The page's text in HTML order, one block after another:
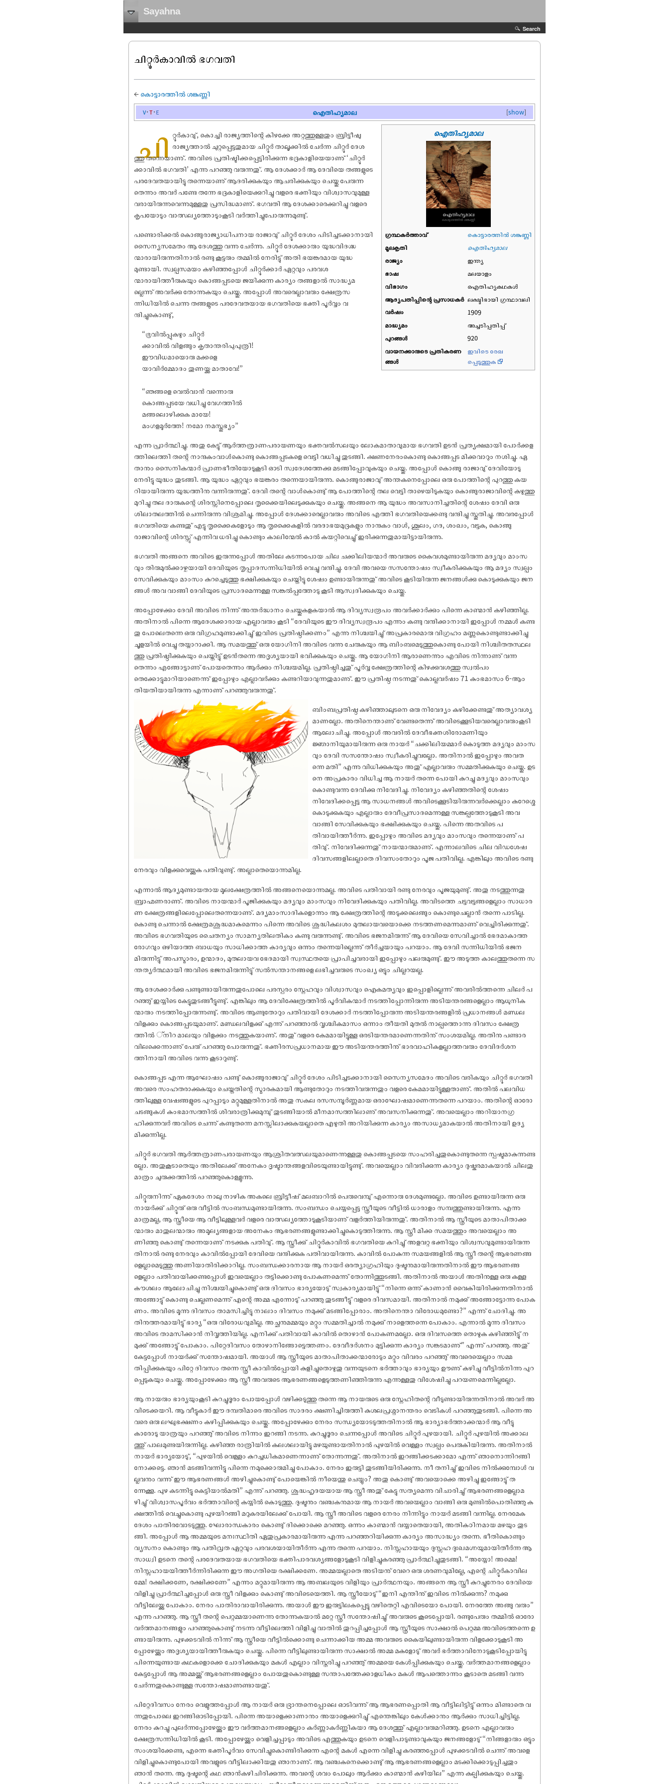
Sayahna
Search
ചിറ്റൂർകാവിൽ ഭഗവതി
← കൊട്ടാരത്തിൽ ശങ്കുണ്ണി
[show]
v t e ഐതിഹ്യമാല
ഐതിഹ്യമാല
ഗ്രന്ഥകർത്താവ്
കൊട്ടാരത്തിൽ ശങ്കുണ്ണി
മൂലകൃതി
ഐതിഹ്യമാല
രാജ്യം
ഇന്ത്യ
ഭാഷ
മലയാളം
വിഭാഗം
ഐതിഹ്യകഥകൾ
ആദ്യപതിപ്പിന്റെ പ്രസാധകര്‍ ലക്ഷ്മിഭായി ഗ്രന്ഥാവലി
വര്‍ഷം
1909
മാദ്ധ്യമം
അച്ചടിപ്പതിപ്പ്
പുറങ്ങള്‍
920
വായനക്കാരുടെ പ്രതികരണ
ങ്ങള്‍
ഇവിടെ രേഖ
പ്പെടുത്തുക
ചി റ്റൂർകാവു്, കൊച്ചി രാജ്യത്തിന്റെ കിഴക്കേ അറ്റത്തുള്ളതും ബ്രിട്ടീ‌ഷു
രാജ്യത്താൽ ചുറ്റപ്പെട്ടതുമായ ചിറ്റൂർ താലൂക്കിൽ ചേർന്ന ചിറ്റൂർ ദേശ
ത്തു തന്നെയാണു്. അവിടെ പ്രതിഷ്ടിക്കപ്പെട്ടിരിക്കുന്ന ഭദ്രകാളിയെയാണു് ‘ചിറ്റൂർ
ക്കാവിൽ ഭഗവതി’ എന്നു പറഞ്ഞു വരുന്നതു്. ആ ദേശക്കാർ ആ ദേവിയെ തങ്ങളുടെ
പരദേവതയായിട്ടു തന്നെയാണു് ആദരിക്കുകയും ആചരിക്കുകയും ചെയ്തു പേരുന്ന
തെന്നും അവർ പണ്ടേ തന്നേ ഭദ്രകാളിയെക്കുറിച്ചു വളരെ ഭക്തിയും വിശ്വാസവുമുള്ള
വരായിരുന്നുവെന്നുമുള്ളതു പ്രസിദ്ധമാണു്. ഭഗവതി ആ ദേശക്കാരെക്കുറിച്ചു വളരെ
കൃപയോടും വാത്സല്യത്തോടുംകൂടി വർത്തിച്ചുപോരുന്നുമുണ്ടു്.
പണ്ടൊരിക്കൽ കൊങ്ങുരാജ്യാധിപനായ രാജാവു് ചിറ്റൂർ ദേശം പിടിച്ചടക്കാനായി
സൈന്യസമേതം ആ ദേശത്തു വന്നു ചേർന്നു. ചിറ്റൂർ ദേശക്കാരും യുദ്ധവിദഗ്ദ്ധ
ന്മാരായിരുന്നതിനാൽ രണ്ടു കൂട്ടരും തമ്മിൽ നേരിട്ടു് അതി ഭയങ്കരമായ യുദ്ധ
മുണ്ടായി. സ്വല്പസമയം കഴിഞ്ഞപ്പോൾ ചിറ്റൂർക്കാർ ഏറ്റവും പരവശ
ന്മാരായിത്തീരുകയും കൊങ്ങപ്പടയെ ജയിക്കുന്ന കാര്യം തങ്ങളാൽ സാദ്ധ്യമ
ല്ലെന്നു് അവർക്കു തോന്നുകയും ചെയ്തു. അപ്പോൾ അവരെല്ലാവരും ക്ഷേത്രസ
ന്നിധിയിൽ ചെന്നു തങ്ങളുടെ പരദേവതയായ ഭഗവതിയെ ഭക്തി പൂർവ്വം വ
ന്ദിച്ചുകൊണ്ടു്,
“ഭൂവിൽപ്പുകഴും ചിറ്റൂർ
ക്കാവിൽ വിളങ്ങും കൃതാന്തരിപുപുത്രി!
ഈവിധമായൊരു മക്കളെ
യാവിർമ്മോദം തുണയ്ക്ക മാതാവേ!”
“ഞങ്ങളെ വെൽവാൻ വന്നൊരു
കൊങ്ങപ്പടയേ വധിച്ചു വേഗത്തിൽ
മങ്ങലൊഴിക്കുക മായേ!
മംഗളമൂർത്തേ! നമോ നമസ്തുഭ്യം”
എന്നു പ്രാർത്ഥിച്ചു. അതു കേട്ടു് ആർത്തത്രാണപരായണയും ഭക്തവൽസലയും ലോകമാതാവുമായ ഭഗവതി ഉടൻ പ്രത്യക്ഷമായി പോർക്കള
ത്തിലെത്തി തന്റെ നാന്ദകംവാൾകൊണ്ടു കൊങ്ങപ്പടകളെ വെട്ടി വധിച്ചു തുടങ്ങി. ക്ഷണനേരംകൊണ്ടു കൊങ്ങപ്പട മിക്കവാറും നശിച്ചു. ഏ
താനും സൈനികന്മാർ പ്രാണഭീതിയോടുകൂടി ഓടി സ്വദേശത്തേക്കു മടങ്ങിപ്പോവുകയും ചെയ്തു. അപ്പോൾ കൊങ്ങു രാജാവു് ദേവിയോടു
നേരിട്ടു യുദ്ധം തുടങ്ങി. ആ യുദ്ധം ഏറ്റവും ഭയങ്കരം തന്നെയായിരുന്നു. കൊങ്ങുരാജാവു് അന്തകനെപ്പോലെ ഒരു പോത്തിന്റെ പുറത്തു കയ
റിയായിരുന്നു യുദ്ധത്തിനു വന്നിരുന്നതു്. ദേവി തന്റെ വാൾകൊണ്ടു് ആ പോത്തിന്റെ തല വെട്ടി താഴെയിടുകയും കൊങ്ങുരാജാവിന്റെ കഴുത്തു
മുറിച്ചു തല ദാരുകന്റെ ശിരസ്സിനെപ്പോലെ തൃക്കൈയിലെടുക്കുകയും ചെയ്തു. അങ്ങനെ ആ യുദ്ധം അവസാനിച്ചതിന്റെ ശേ‌ഷം ദേവി ഒരു
ശിലാതലത്തിൽ ചെന്നിരുന്നു വിശ്രമിച്ചു. അപ്പോൾ ദേശക്കാരെല്ലാവരും അവിടെ എത്തി ഭഗവതിയെക്കണ്ടു വന്ദിച്ചു സ്തുതിച്ചു. അവരപ്പോൾ
ഭഗവതിയെ കണ്ടതു് എട്ടു തൃക്കൈകളോടും ആ തൃക്കൈകളിൽ വരദാഭയമുദ്രകളും നാന്ദകം വാൾ, ശൂലം, ഗദ, ശംഖം, വട്ടക, കൊങ്ങു
രാജാവിന്റെ ശിരസ്സു് എന്നിവ ധരിച്ചു കൊണ്ടും കാലിന്മേൽ കാൽ കയറ്റിവെച്ചു് ഇരിക്കുന്നതുമായിട്ടായിരുന്നു.
ഭഗവതി അങ്ങനെ അവിടെ ഇരുന്നപ്പോൾ അതിലേ കടന്നുപോയ ചില ചക്കിലിയന്മാർ അവരുടെ കൈവശമുണ്ടായിരുന്ന മദ്യവും മാംസ
വും തിരുമുൽക്കാഴ്ചയായി ദേവിയുടെ തൃപ്പാദസന്നിധിയിൽ വെച്ചു വന്ദിച്ചു. ദേവി അവയെ സസന്തോ‌ഷം സ്വീകരിക്കുകയും ആ മദ്യം സ്വല്പം
സേവിക്കുകയും മാംസം കുറച്ചെടുത്തു ഭക്ഷിക്കുകയും ചെയ്തിട്ടു ശേ‌ഷം ഉണ്ടായിരുന്നതു് അവിടെ കൂടിയിരുന്ന ജനങ്ങൾക്കു കൊടുക്കുകയും ജന
ങ്ങൾ അവ വാങ്ങി ദേവിയുടെ പ്രസാദമെന്നുള്ള സങ്കൽപ്പത്തോടു കൂടി ആസ്വദിക്കുകയും ചെയ്തു.
അപ്പോഴേക്കും ദേവി അവിടെ നിന്നു് അന്തർദ്ധാനം ചെയ്തുകളകയാൽ ആ ദിവ്യസ്വരൂപം അവർക്കാർക്കും പിന്നെ കാണ്മാൻ കഴിഞ്ഞില്ല.
അതിനാൽ പിന്നെ ആദേശക്കാരായ എല്ലാവരും കൂടി “ദേവിയുടെ ഈ ദിവ്യസ്വരൂപം എന്നും കണ്ടു വന്ദിക്കാനായി ഇപ്പോൾ നമ്മൾ കണ്ട
തു പോലെതന്നെ ഒരു വിഗ്രഹമുണ്ടാക്കിച്ചു് ഇവിടെ പ്രതിഷ്ഠിക്കണം” എന്നു നിശ്ചയിച്ചു് അപ്രകാരമൊരു വിഗ്രഹം മണ്ണുകൊണ്ടുണ്ടാക്കിച്ചു
ചൂളയിൽ വെച്ചു തയ്യാറാക്കി. ആ സമയത്തു് ഒരു യോഗിനി അവിടെ വന്നു ചേരുകയും ആ ബിംബമെടുത്തുകൊണ്ടു പോയി നിശ്ചിതതസ്ഥല
ത്തു പ്രതിഷ്ഠിക്കുകയും ചെയ്തിട്ടു് ഉടൻതന്നെ അദൃശ്യയായി ഭവിക്കുകയും ചെയ്തു. ആ യോഗിനി ആരാണെന്നും എവിടെ നിന്നാണു് വന്ന
തെന്നും എങ്ങോട്ടാണു് പോയതെന്നും ആർക്കും നിശ്ചയമില്ല. പ്രതിഷ്ഠിച്ചതു് പൂർവ്വ ക്ഷേത്രത്തിന്റെ കിഴക്കുവശത്തു സ്വൽപം
തെക്കോട്ടുമാറിയാണെന്നു് ഇപ്പോഴും എല്ലാവർക്കും കണ്ടറിയാവുന്നതുമാണു്. ഈ പ്രതിഷ്ഠ നടന്നതു് കൊല്ലവർ‌ഷം 71 കുംഭമാസം 6-ആം
തിയതിയായിരുന്നു എന്നാണു് പറഞ്ഞുവരുന്നതു്.
ബിംബപ്രതിഷ്ഠ കഴിഞ്ഞാലുടനെ ഒരു നിവേദ്യം കഴിക്കേണ്ടതു് അത്യാവശ്യ
മാണല്ലോ. അതിനെന്താണു് വേണ്ടതെന്നു് അവിടെക്കൂടിയവരെല്ലാവരുംകൂടി
ആലോചിച്ചു. അപ്പോൾ അവരിൽ ദേവീഭക്തശിരോമണിയും
ജ്ഞാനിയുമായിരുന്ന ഒരു നായർ “ചക്കിലിയമ്മാർ കൊടുത്ത മദ്യവും മാംസ
വും ദേവി സസന്തോ‌ഷം സ്വീകരിച്ചുവല്ലോ. അതിനാൽ ഇപ്പോഴും അവത
ന്നെ മതി” എന്നു വിധിക്കുകയും അതു് എല്ലാവരും സമ്മതിക്കുകയും ചെയ്തു. ഉട
നെ അപ്രകാരം വിധിച്ച ആ നായർ തന്നെ പോയി കുറച്ചു മദ്യവും മാംസവും
കൊണ്ടുവന്നു ദേവിക്കു നിവേദിച്ചു. നിവേദ്യം കഴിഞ്ഞതിന്റെ ശേ‌ഷം
നിവേദിക്കപ്പെട്ട ആ സാധനങ്ങൾ അവിടെക്കൂടിയിരുന്നവർക്കെല്ലാം കുറേശ്ശെ
കൊടുക്കുകയും എല്ലാരും ദേവീപ്രസാദമെന്നുള്ള സങ്കല്പത്തോടുകൂടി അവ
വാങ്ങി സേവിക്കുകയും ഭക്ഷിക്കുകയും ചെയ്തു. പിന്നെ അതവിടെ പ
തിവായിത്തീർന്നു. ഇപ്പോഴും അവിടെ മദ്യവും മാംസവും തന്നെയാണു് പ
തിവു്. നിവേദിക്കുന്നതു് നായന്മാരുമാണു്. എന്നാലവിടെ ചില വിഡശേ‌ഷ
ദിവസങ്ങളിലല്ലാതെ ദിവസംതോറും പൂജ പതിവില്ല. എങ്കിലും അവിടെ രണ്ടു
നേരവും വിളക്കുവെയ്ക്കുക പതിവുണ്ടു്. അല്ലാതെയൊന്നുമില്ല.
എന്നാൽ ആദ്യമുണ്ടായതായ മൂലക്ഷേത്രത്തിൽ അങ്ങനെയൊന്നുമല്ല. അവിടെ പതിവായി രണ്ടു നേരവും പൂജയുമുണ്ടു്. അതു നടത്തുന്നതു
ബ്രാഹ്മണരാണു്. അവിടെ നായന്മാർ പൂജിക്കുകയും മദ്യവും മാംസവും നിവേദിക്കുകയും പതിവില്ല. അവിടത്തെ ചട്ടവട്ടങ്ങളെല്ലാം സാധാര
ണ ക്ഷേത്രങ്ങളിലെപ്പോലെതന്നെയാണു്. മദ്യമാംസാദികളൊന്നും ആ ക്ഷേത്രത്തിന്റെ അടുക്കലെങ്ങും കൊണ്ടുചെല്ലാൻ തന്നെ പാടില്ല.
കൊണ്ടു ചെന്നാൽ ക്ഷേത്രമശുദ്ധമാകുമെന്നും പിന്നെ അവിടെ ശുദ്ധികലശം മുതലായവയൊക്കെ നടത്തണമെന്നുമാണു് വെച്ചിരിക്കുന്നതു്.
അവിടെ ഭഗവതിയുടെ ചൈതന്യം സാമന്യതിലതികം കണ്ടു വരുന്നുണ്ടു്. അവിടെ ഭജനമിരുന്നു് ആ ദേവിയെ സേവിച്ചാൽ ഭേദമാകാത്ത
രോഗവും ഒഴിയാത്ത ബാധയും സാധിക്കാത്ത കാര്യവും ഒന്നും തന്നെയില്ലെന്നു് തീർച്ചയായും പറയാം. ആ ദേവി സന്നിധിയിൽ ഭജന
മിരുന്നിട്ടു് അപസ്മാരം, ഉന്മാദം, മുതലായവ ഭേദമായി സ്വസ്ഥതയെ പ്രാപിച്ചവരായി ഇപ്പോഴും പലരുമുണ്ടു്. ഈ അടുത്ത കാലത്തുതന്നെ സ
ന്തത്യർത്ഥമായി അവിടെ ഭജനമിരുന്നിട്ടു് സൽസന്താനങ്ങളെ ലഭിച്ചവരുടെ സംഖ്യ ഒട്ടും ചില്ലറയല്ല.
ആ ദേശക്കാർക്കു പണ്ടുണ്ടായിരുന്നതുപോലെ പരസ്പരം സ്നേഹവും വിശ്വാസവും ഐകമത്യവും ഇപ്പൊളില്ലെന്നു് അവരിൽത്തന്നെ ചിലർ പ
റഞ്ഞു് ഇയ്യിടെ കേട്ടുതുടങ്ങീട്ടുണ്ടു്. എങ്കിലും ആ ദേവിക്ഷേത്രത്തിൽ പൂർവികന്മാർ നടത്തിപ്പോന്നിരുന്ന അടിയന്തരങ്ങളെല്ലാം ആധുനിക
ന്മാരും നടത്തിപ്പോരുന്നുണ്ടു്. അവിടെ ആണ്ടുതോറും പതിവായി ദേശക്കാർ നടത്തിപ്പോരുന്ന അടിയന്തരങ്ങളിൽ പ്രധാനങ്ങൾ മണ്ഡല
വിളക്കും കൊങ്ങപ്പടയുമാണു്. മണ്ഡലവിളക്കു് എന്നു് പറഞ്ഞാൽ വൃശ്ചികമാസം ഒന്നാം തീയതി മുതൽ നാല്പത്തൊന്നു ദിവസം ക്ഷേത്ര
ത്തിൽ ്നിറ മാലയും വിളക്കും നടത്തുകയാണു്. അതു് വളരെ കേമമായിട്ടുള്ള ഒരടിയന്തരമാണെന്നതിനു് സംശയമില്ല. അതിനു പണ്ടാര
വിലക്കെന്നാണു് പേരു് പറഞ്ഞു പോരുന്നതു്. ഭക്തിരസപ്രധാനമായ ഈ അടിയന്തരത്തിനു് ഭാരവാഹികളല്ലാത്തവരും ദേവിദർശന
ത്തിനായി അവിടെ വന്നു കൂടാറുണ്ടു്.
കൊങ്ങപ്പട എന്ന ആഘോ‌ഷം പണ്ടു് കൊങ്ങുരാജാവു് ചിറ്റൂർ ദേശം പിടിച്ചടക്കാനായി സൈന്യസമേദം അവിടെ വരികയും ചിറ്റൂർ ഭഗവതി
അവരെ സംഹതരാക്കുകയും ചെയ്തതിന്റെ സ്മാരകമായി ആണ്ടുതോറും നടത്തിവരുന്നതും വളരെ കേമമായിട്ടുള്ളതാണു്. അതിൽ പലവിധ
ത്തിലുള്ള വേ‌ഷങ്ങളുടെ പുറപ്പാടും മറ്റുമുള്ളതിനാൽ അതു സകല രസസമ്പൂർണ്ണമായ ഒരാഘോ‌ഷമാണെന്നുതന്നെ പറയാം. അതിന്റെ ഓരോ
ചടങ്ങുകൾ കുംഭമാസത്തിൽ ശിവരാത്രിക്കുമുമ്പു് തുടങ്ങിയാൽ മീനമാസത്തിലാണു് അവസനിക്കുന്നതു്. അവയെല്ലാം അറിയാനഗ്ര
ഹിക്കുന്നവർ അവിടെ ചെന്നു് കണ്ടുതന്നെ മനസ്സിലാക്കുകയല്ലാതെ എഴുതി അറിയിക്കുന്ന കാര്യം അസാധ്യമാകയാൽ അതിനായി ഉദ്യ
മിക്കുന്നില്ല.
ചിറ്റൂർ ഭഗവതി ആർത്തത്രാണപരായണയും ആശ്രിതവത്സലയുമാണെന്നുള്ളതു കൊങ്ങപ്പടയെ സംഹരിച്ചതുകൊണ്ടുതന്നെ സ്പഷ്ടമാകുന്നുണ്ട
ല്ലോ. അതുകൂടാതെയും അതിലേക്കു് അനേകം ദൃഷ്ടാന്തങ്ങളവിടെയുണ്ടായിട്ടുണ്ടു്. അവയെല്ലാം വിവരിക്കുന്ന കാര്യം ദു‌ഷ്കരമാകയാൽ ചിലതു
മാത്രം ചുരുക്കത്തിൽ പറഞ്ഞുകൊള്ളുന്നു.
ചിറ്റൂരുനിന്നു് ഏകദേശം നാലു നാഴിക അകലെ ബ്രിട്ടീ‌ഷ് മലബാറിൽ പെരുവെമ്പു് എന്നൊരു ദേശമുണ്ടല്ലോ. അവിടെ ഉണ്ടായിരുന്ന ഒരു
നായർക്കു് ചിറ്റൂരു് ഒരു വീട്ടിൽ സംബന്ധമുണ്ടായിരുന്നു. സംബന്ധം ചെയ്യപ്പെട്ട സ്ത്രീയുടെ വീട്ടിൽ ധാരാളം സമ്പത്തുണ്ടായിരുന്നു. എന്നു
മാത്രമല്ല, ആ സ്ത്രീയെ ആ വീട്ടിലുള്ളവർ വളരെ വാത്സല്യത്തോടുകൂടിയാണു് വളർത്തിയിരുന്നതു്. അതിനാൽ ആ സ്ത്രീയുടെ മാതാപിതാക്ക
ന്മാരും മാതുലന്മാരും അമൂല്യങ്ങളായ അനേകം ആഭരണങ്ങളുണ്ടാക്കിച്ചുകൊടുത്തിരുന്നു. ആ സ്ത്രീ മിക്ക സമയത്തും അവയെല്ലാം അ
ണിഞ്ഞു കൊണ്ടു് തന്നെയാണു് നടക്കുക പതിവു്. ആ സ്ത്രീക്കു് ചിറ്റൂർകാവിൽ ഭഗവതിയെ കുറിച്ചു് അളവറ്റ ഭക്തിയും വിശ്വസവുമുണ്ടായിരുന്ന
തിനാൽ രണ്ടു നേരവും കാവിൽപ്പോയി ദേവിയെ വന്ദിക്കുക പതിവായിരുന്നു. കാവിൽ പോകുന്ന സമയങ്ങളിൽ ആ സ്ത്രീ തന്റെ ആഭരണങ്ങ
ളെല്ലാമെടുത്തു അണിയാതിരിക്കാറില്ല. സംബന്ധക്കാരനായ ആ നായർ ഒരത്യാഗ്രഹിയും ദുഷ്ടനുമായിരുന്നതിനാൽ ഈ ആഭരണങ്ങ
ളെല്ലാം പതിവായിക്കണ്ടപ്പോൾ ഇവയെല്ലാം തട്ടിക്കൊണ്ടു പോകണമെന്നു് തോന്നിത്തുടങ്ങി. അതിനാൽ അയാൾ അതിനുള്ള ഒരു കള്ള
കൗശലം ആലോചിച്ചു നിശ്ചയിച്ചുകൊണ്ടു് ഒരു ദിവസം ഭാര്യയോടു് സ്വകാര്യമായിട്ടു് “നിന്നെ ഒന്നു് കാണാൻ വൈകിയിരിക്കുന്നതിനാൽ
അങ്ങോട്ടു് കൊണ്ടു ചെല്ലണമെന്നു് എന്റെ അമ്മ എന്നോടു് പറഞ്ഞു തുടങ്ങീട്ടു് വളരെ ദിവസമായി. അതിനാൽ നമുക്കു് അങ്ങോട്ടോന്നു പോക
ണം. അവിടെ മൂന്നു ദിവസം താമസിച്ചിട്ടു നാലാം ദിവസം നമുക്കു് മടങ്ങിപ്പോരാം. അതിനെന്താ വിരോധമുണ്ടോ?” എന്നു് ചോദിച്ചു. അ
തിനുത്തരമായിട്ടു് ഭാര്യ “ഒരു വിരോധവുമില്ല. അച്ഛനുമമ്മയും മറ്റും സമ്മതിച്ചാൽ നമുക്കു് നാളെത്തന്നെ പോകാം. എന്നാൽ മൂന്നു ദിവസം
അവിടെ താമസിക്കാൻ നിവൃത്തിയില്ല. എനിക്കു് പതിവായി കാവിൽ തൊഴാൻ പോകണമല്ലോ. ഒരു ദിവസത്തെ തൊഴുക കഴിഞ്ഞിട്ടു് ന
മുക്കു് അങ്ങോട്ടു് പോകാം. പിറ്റേദിവസം തോഴാനിങ്ങോട്ടെത്തണം. ദേവീദർശനം മുട്ടിക്കുന്ന കാര്യം സങ്കടമാണു്” എന്നു് പറഞ്ഞു. അതു്
കേട്ടപ്പോൾ നായർക്കു് സന്തോ‌ഷമായി. അയാൾ ആ സ്ത്രീയുടെ മാതാപിതാക്കന്മാരോടും മറ്റും വിവരം പറഞ്ഞു് അവരെയെല്ലാം സമ്മ
തിപ്പിക്കുകയും പിറ്റേ ദിവസം തന്നെ സ്ത്രീ കാവിൽപ്പോയി കുളിച്ചുതൊഴുതു വന്നയുടനെ ഭർത്താവും ഭാര്യയും ഊണു് കഴിച്ചു വീട്ടിൽനിന്നു പുറ
പ്പെടുകയും ചെയ്തു. അപ്പോഴേക്കും ആ സ്ത്രീ അവരുടെ ആഭരണങ്ങളെടുത്തണിഞ്ഞിരുന്നു എന്നുള്ളതു വിശേ‌ഷിച്ചു പറയണമെന്നില്ലല്ലോ.
ആ നായരും ഭാര്യയുംകൂടി കുറച്ചുദൂരം പോയപ്പോൾ വഴിക്കടുത്തു തന്നെ ആ നായരുടെ ഒരു സ്നേഹിതന്റെ വീടുണ്ടായിരുന്നതിനാൽ അവർ അ
വിടെക്കയറി. ആ വീട്ടുകാർ ഈ ദമ്പതിമാരെ അവിടെ സാദരം ക്ഷണിച്ചിരുത്തി കുശലപ്രശ്നാനന്തരം വെടികൾ പറഞ്ഞുതുടങ്ങി. പിന്നെ അ
വരെ ഒരു ലഘുഭക്ഷണം കഴിപ്പിക്കുകയും ചെയ്തു. അപ്പോഴേക്കും നേരം സന്ധ്യയോടടുത്തതിനാൽ ആ ഭാര്യാഭർത്താക്കന്മാർ ആ വീട്ടു
കാരോടു യാത്രയും പറഞ്ഞു് അവിടെ നിന്നും ഇറങ്ങി നടന്നു. കുറച്ചുദൂരം ചെന്നപ്പോൾ അവിടെ ചിറ്റൂർ പുഴയായി. ചിറ്റൂർ പുഴയിൽ അക്കാല
ത്തു് പാലമുണ്ടയിരുന്നില്ല. കഴിഞ്ഞ രാത്രിയിൽ കലശലായിട്ടു മഴയുണ്ടായതിനാൽ പുഴയിൽ വെള്ളം സ്വല്പം പെരുകിയിരുന്നു. അതിനാൽ
നായർ ഭാര്യയോടു്, “പുഴയിൽ വെള്ളം കുറച്ചധികമാണെന്നാണു് തോന്നുന്നതു്. അതിനാൽ ഇറങ്ങിക്കടക്കാമോ എന്നു് ഞാനൊന്നിറങ്ങി
നോക്കട്ടെ. ഞാൻ മടങ്ങിവന്നിട്ടു പിന്നെ നമുക്കൊരുമിച്ചു പോകാം. നേരം ഇരുട്ടി തുടങ്ങിയിരിക്കുന്നു. നീ തനിച്ചു് ഇവിടെ നിൽക്കുമ്പോൾ വ
ല്ലവനും വന്നു് ഈ ആഭരണങ്ങൾ അഴിച്ചുകൊണ്ടു് പോയെങ്കിൽ നീയെന്തു ചെയ്യും? അതു കൊണ്ടു് അവയൊക്കെ അഴിച്ചു ഇങ്ങോട്ടു് ത
ന്നേക്കൂ. പുഴ കടന്നിട്ടു കെട്ടിയാൽമതി” എന്നു് പറഞ്ഞു. ശുദ്ധഹൃദയയായ ആ സ്ത്രീ അതു് കേട്ടു സത്യമെന്നു വിചാരിച്ചു് ആഭരണങ്ങളെല്ലാമ
ഴിച്ചു് വിശ്വാസപൂർവം ഭർത്താവിന്റെ കയ്യിൽ കൊടുത്തു. ദുഷ്ടനും വഞ്ചകനുമായ ആ നായർ അവയെല്ലാം വാങ്ങി ഒരു മുണ്ടിൽപൊതിഞ്ഞു ക
ക്ഷത്തിൽ വെച്ചുകൊണ്ടു പുഴയിറങ്ങി മറുകരയിലേക്കു് പോയി. ആ സ്ത്രീ അവിടെ വളരെ നേരം നിന്നിട്ടും നായർ മടങ്ങി വന്നില്ല. നേരമേക
ദേശം പാതിരവോടടുത്തു. ഘോരാന്ധകാരം കൊണ്ടു് ദിക്കൊക്കെ മറഞ്ഞു. ഒന്നും കാണ്മാൻ വയ്യാതെയായി, അതികഠിനമായ മഴയും തുട
ങ്ങി. അപ്പോൾ ആ അമ്മയുടെ മനഃസ്ഥിതി ഏതുപ്രകാരമായിരുന്നു എന്നു പറഞ്ഞറിയിക്കുന്ന കാര്യം അസാദ്ധ്യം തന്നെ. ഭീതികൊണ്ടും
വ്യസനം കൊണ്ടും ആ പതിവ്രത ഏറ്റവും പരവശയായിതീർന്നു എന്നു തന്നെ പറയാം. നിസ്സഹായയും ദുസ്സഹ ദുഃഖമഗ്നയുമായിതീർന്ന ആ
സാധ്വി ഉടനെ തന്റെ പരദേവതയായ ഭഗവതിയെ ഭക്തിപാരവശ്യങ്ങളോടുകൂടി വിളിച്ചുകരഞ്ഞു പ്രാർത്ഥിച്ചുതുടങ്ങി. “അയ്യോ! അമ്മെ!
നിസ്സഹായയിത്തീർന്നിരിക്കുന്ന ഈ അഗതിയെ രക്ഷിക്കണേ. അമ്മയല്ലാതെ അടിയനു് വേറെ ഒരു ശരണവുമില്ലേ, എന്റെ ചിറ്റൂർകാവില
മ്മേ! രക്ഷിക്കണേ, രക്ഷിക്കണേ” എന്നും മറ്റുമായിരുന്നു ആ അബലയുടെ വിളിയും പ്രാർത്ഥനയും. അങ്ങനെ ആ സ്ത്രീ കുറച്ചുനേരം ദേവിയെ
വിളിച്ചു പ്രാർത്ഥിച്ചപ്പോൾ ഒരു സ്ത്രീ വിളക്കും കൊണ്ടു് അവിടെയെത്തി. ആ സ്ത്രീയോടു് “ഇനി എന്തിനു് ഇവിടെ നിൽക്കുന്നു? നമുക്കു
വീട്ടിലേയ്ക്കു പോകാം. നേരം പാതിരാവായിരിക്കുന്നു. അയാൾ ഈ ഇരുട്ടിലകപ്പെട്ടു വഴിതെറ്റി എവിടെയോ പോയി. നേരത്തേ അങ്ങു വരും”
എന്നു പറഞ്ഞു. ആ സ്ത്രീ തന്റെ പെറ്റമ്മയാണെന്നു തോന്നുകയാൽ മറ്റേ സ്ത്രീ സന്തോ‌ഷിച്ചു് അവരുടെ കൂടെപ്പോയി. രണ്ടുപേരും തമ്മിൽ ഓരോ
വർത്തമാനങ്ങളും പറഞ്ഞുകൊണ്ടു് നടന്നു വീട്ടിലെത്തി വിളിച്ചു വാതിൽ തുറപ്പിച്ചപ്പോൾ ആ സ്ത്രീയുടെ സാക്ഷാൽ പെറ്റമ്മ അവിടെത്തന്നെ ഉ
ണ്ടായിരുന്നു. പുഴക്കടവിൽ നിന്നു് ആ സ്ത്രീയെ വീട്ടിൽക്കൊണ്ടു ചെന്നാക്കിയ അമ്മ അവരുടെ കൈയിലുണ്ടായിരുന്ന വിളക്കോടുകൂടി അ
പ്പോഴേയ്ക്കും അദൃശ്യയായിത്തീരുകയും ചെയ്തു. പിന്നെ വീട്ടിലുണ്ടായിരുന്ന സാക്ഷാൽ അമ്മ മകളോടു് അവർ ഭർത്താവിനോടുകൂടിപ്പോയിട്ടു
പിന്നെയുണ്ടായ കഥകളൊക്കെ ചോദിക്കുകയും മകൾ എല്ലാം വിസ്തരിച്ചു പറഞ്ഞു് അമ്മയെ കേൾപ്പിക്കുകയും ചെയ്തു. വർത്തമാനങ്ങളെല്ലാം
കേട്ടപ്പോൾ ആ അമ്മയ്ക്കു് ആഭരണങ്ങളെല്ലാം പോയതുകൊണ്ടുള്ള സന്താപത്തേക്കാളധികം മകൾ ആപത്തൊന്നും കൂടാതെ മടങ്ങി വന്നു
ചേർന്നതുകൊണ്ടുള്ള സന്തോ‌ഷമാണുണ്ടായതു്.
പിറ്റേദിവസം നേരം വെളുത്തപ്പോൾ ആ നായർ ഒരു ഭ്രാന്തനെപ്പോലെ ഓടിവന്നു് ആ ആഭരണപ്പൊതി ആ വീട്ടിലിട്ടിട്ടു് ഒന്നും മിണ്ടാതെ വ
ന്നതുപോലെ ഇറങ്ങിഓടിപ്പോയി. പിന്നെ അയാളെക്കാണാനും അയാളെക്കുറിച്ചു് എന്തെങ്കിലും കേൾക്കാനും ആർക്കും സാധിച്ചിട്ടില്ല.
നേരം കുറച്ചു പുലർന്നപ്പോഴേയ്ക്കും ഈ വർത്തമാനങ്ങളെല്ലാം കർണ്ണാകർണ്ണികയാ ആ ദേശത്തു് എല്ലാവരുമറിഞ്ഞു. ഉടനെ എല്ലാവരും
ക്ഷേത്രസന്നിധിയിൽ കൂടി. അപ്പോഴേയ്ക്കും വെളിച്ചപ്പാടും അവിടെ എത്തുകയും ഉടനെ വെളിപാടുണ്ടാവുകയും ജനങ്ങളോടു് “നിങ്ങളാരും ഒട്ടും
സംശയിക്കേണ്ട, എന്നെ ഭക്തിപൂർവം സേവിച്ചുകൊണ്ടിരിക്കുന്ന എന്റെ മകൾ എന്നെ വിളിച്ചു കരഞ്ഞപ്പോൾ പുഴക്കടവിൽ ചെന്നു് അവളെ
വിളിച്ചുകൊണ്ടുപോയി അവളുടെ വീട്ടിലാക്കിയതു ഞാനാണു്. ആ വഞ്ചകനെക്കൊണ്ടു് ആ ആഭരണങ്ങളെല്ലാം മടക്കിക്കൊടുപ്പിച്ചതും
ഞാൻ തന്നെ. ആ ദുഷ്ടന്റെ കഥ ഞാൻകഴിചിരിക്കുന്നു. അവന്റെ ശവം പോലും ആർക്കും കാണ്മാൻ കഴിയില” എന്നു കല്പിക്കുകയും ചെയ്തു.